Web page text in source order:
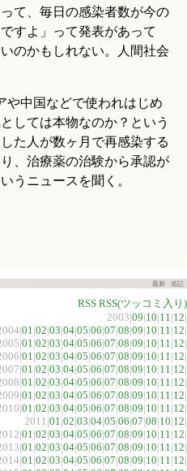
て、毎日の感染者数が今の
すよ」って発表があって
のかもしれない。人間社会
や中国などで使われはじめ
しては本物なのか？という
た人が数ヶ月で再感染する
、治療薬の治験から承認が
うニュースを聞く。
最新 追記
RSS RSS(ツッコミ入り)
2003|09|10|11 |12|
01 |02|03|04|05|06|07|08|09|10|11 |12|
01 |02|03|04|05|06|07|08|09|10|11 |12|
01 |02|03|04|05|06|07|08|09|10|11 |12|
01 |02|03|04|05|06|07|08|09|10|11 |12|
01 |02|03|04|05|06|07|08|09|10|11 |12|
01 |02|03|04|05|06|07|08|09|10|11 |12|
01 |02|03|04|05|06|07|08|09|10|11 |12|
2011|01 |02|03|04|05|06|07|08|10|12|
01 |02|03|04|05|06|07|08|09|10|11 |12|
01 |02|03|04|05|06|07|08|09|10|11 |12|
01 |02|03|04|05|06|07|08|09|10|11 |12|